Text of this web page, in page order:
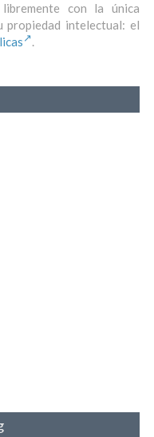
con la única
intelectual: el
.